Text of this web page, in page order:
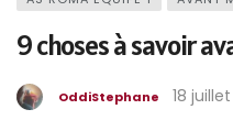
9 choses à savoir
OddiStephane 18